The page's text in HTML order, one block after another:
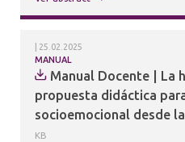
MANUAL
25.02.2025
Manual Docente | La
propuesta didáctica
socioemocional desde
KB